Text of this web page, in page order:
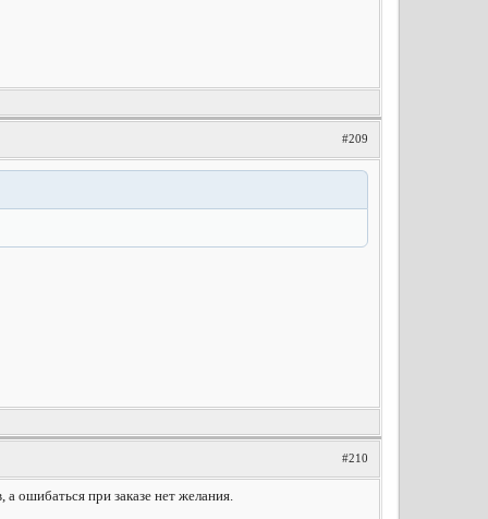
#209
#210
ошибаться при заказе нет желания.